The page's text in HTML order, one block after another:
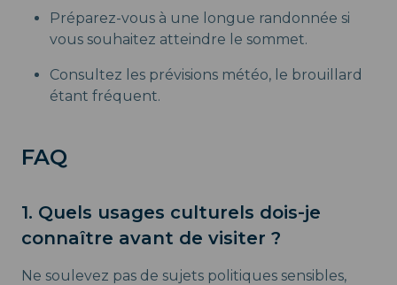
Préparez-vous à une longue randonnée si
vous souhaitez atteindre le sommet.
Consultez les prévisions météo, le brouillard
étant fréquent.
FAQ
1. Quels usages culturels dois-je
connaître avant de visiter ?
Ne soulevez pas de sujets politiques sensibles,